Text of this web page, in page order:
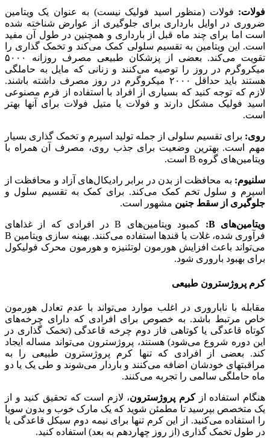
فولات: فولات (منظور اسید فولیک نیست) به عنوان یک ویتامین
ضروری در اوایل بارداری برای جلوگیری از عوارض شناخته شده
است اما برای چند ماه قبل از بارداری و همچنین در طول آن مفید
است. این ویتامین به تقسیم سلولی کمک می‌کند و تخمک گذاری را
تقویت می‌کند. بعضی از پزشکان طبیعی مصرف روزانه ۵۰۰۰
میکروگرم در روز را توصیه می‌کنند و زنانی که مایل به حاملگی
هستند باید حداقل ۲۰۰۰ میکروگرم در روز مصرف داشته باشند.
لازم که توجه کنید که بسیاری از افراد با استفاده از فرم مصنوعی
اسید فولیک مشکل دارند و فولات یا متیل فولات برای آنها بهتر
است.
روی: برای تقسیم سلولی از جمله تولید اسپرم و تخمک گذاری بسیار
مهم است. بهترین وضعیت برای جذب روی، مصرف آن همراه با
ویتامین‌های گروه B است.
سلنیوم: به محافظت از بدن در برابر رادیکال‌های آزاد و محافظت از
اسپرم و سلول تخم کمک می‌کند. برای کمک به تقسیم سلول و
جلوگیری از سقط جنین مشهور است.
ویتامین‌های B:
کمبود ویتامین‌های B در افرادی که از غذاهای
فرآوری شده، غلات یا قندها استفاده می‌کنند. بهینه سازی ویتامین B
می‌تواند باعث افزایش هورمون لوتئنیزه و هورمون محرک فولیکول
برای بهبود باروری شود.
کرم پروژسترون طبیعی
مقابله با ناباروری در اغلب موارد می‌تواند با عدم تعادل هورمون
خاص مرتبط باشد. به خصوص برای افرادی که دارای چرخه‌های
کوتاه قاعدگی یا کوتاهی فاز دوم چرخه قاعدگی (تخمک گذاری در
این دوره شروع می‌شود) هستند، پروژسترون می‌تواند مساله ایجاد
کند. بعضی از افرادی که تنها کرم پروژسترون طبیعی را به
مراقبتهای خودشان اضافه می‌کنند و باردار می‌شوند و طی یک یا دو
ماه حاملگی سالمی را تجربه می‌کنند.
هنگام استفاده ازکرم پروژسترون، لازم است که تحقیق کنید و از
یک متخصص بپرسید تا مطمئن شوید که یک مارک خوب و بدون سویا
را استفاده می‌کنید. از این کرم تنها برای نیمه دوم سیکل قاعدگی یا
در طول تخمک گذاری (از روز چهاردهم به بعد) استفاده کنید.